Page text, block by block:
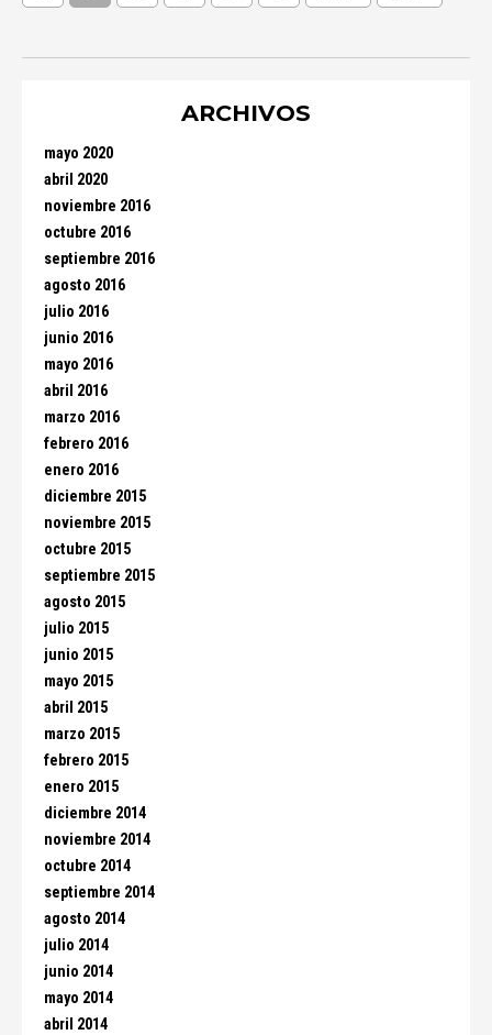
ARCHIVOS
mayo 2020
abril 2020
noviembre 2016
octubre 2016
septiembre 2016
agosto 2016
julio 2016
junio 2016
mayo 2016
abril 2016
marzo 2016
febrero 2016
enero 2016
diciembre 2015
noviembre 2015
octubre 2015
septiembre 2015
agosto 2015
julio 2015
junio 2015
mayo 2015
abril 2015
marzo 2015
febrero 2015
enero 2015
diciembre 2014
noviembre 2014
octubre 2014
septiembre 2014
agosto 2014
julio 2014
junio 2014
mayo 2014
abril 2014